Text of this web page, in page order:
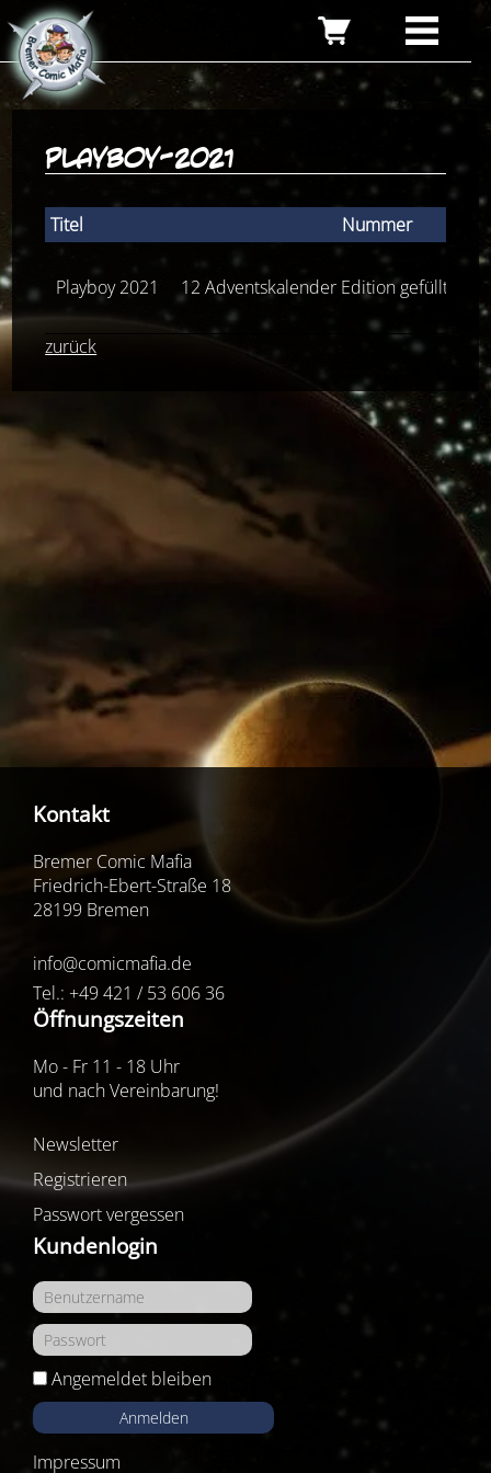
playboy-2021
Titel Nummer
Playboy 2021 12 Adventskalender Edition gefüllt mit
zurück
Kontakt
Bremer Comic Mafia
Friedrich-Ebert-Straße 18
28199 Bremen
info@comicmafia.de
Tel.: +49 421 / 53 606 36
Öffnungszeiten
Mo - Fr 11 - 18 Uhr
und nach Vereinbarung!
Newsletter
Registrieren
Passwort vergessen
Kundenlogin
Angemeldet bleiben
Anmelden
Impressum